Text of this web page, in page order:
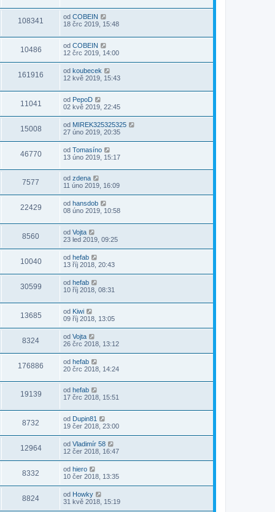
108341 od COBEIN
18 črc 2019, 15:48
10486 od COBEIN
12 črc 2019, 14:00
161916 od koubecek
12 kvě 2019, 15:43
11041 od PepoD
02 kvě 2019, 22:45
15008 od MIREK325325325
27 úno 2019, 20:35
46770 od Tomasíno
13 úno 2019, 15:17
7577 od zdena
11 úno 2019, 16:09
22429 od hansdob
08 úno 2019, 10:58
8560 od Vojta
23 led 2019, 09:25
10040 od hefab
13 říj 2018, 20:43
30599 od hefab
10 říj 2018, 08:31
13685 od Kiwi
09 říj 2018, 13:05
8324 od Vojta
26 črc 2018, 13:12
176886 od hefab
20 črc 2018, 14:24
19139 od hefab
17 črc 2018, 15:51
8732 od Dupin81
19 čer 2018, 23:00
12964 od Vladimír 58
12 čer 2018, 16:47
8332 od hiero
10 čer 2018, 13:35
8824 od Howky
31 kvě 2018, 15:19